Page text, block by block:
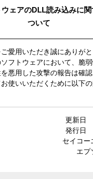
ェアのDLL読み込みに
ついて
愛用いただき誠にありがと
フトウェアにおいて、脆
悪用した攻撃の報告は確
使いいただくために以下
更新日
発行日
セイコー
エプ